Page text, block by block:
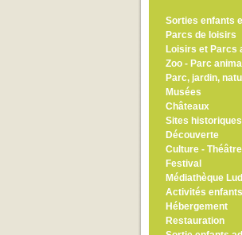
Sorties enfants
Parcs de loisirs
Loisirs et Parcs
Zoo - Parc
Parc, jardin,
Musées
Châteaux
Sites historiques
Découverte
Culture - Théâtre
Festival
Médiathèque
Activités
Hébergement
Restauration